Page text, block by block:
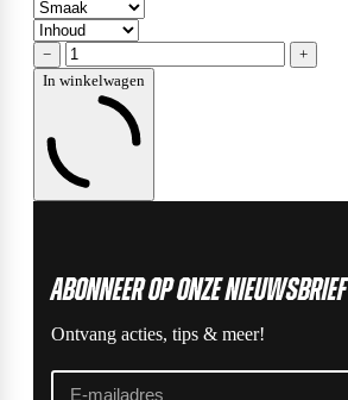
−
+
In winkelwagen
ABonneer op onze nieuwsbrief
Ontvang acties, tips & meer!